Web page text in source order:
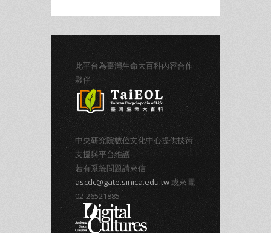
此平台為臺灣生命大百科內容合作
夥伴
中央研究院數位文化中心提供技術
支援與平台維護，
若有系統問題請來信
ascdc@gate.sinica.edu.tw 或來電
02-26521885